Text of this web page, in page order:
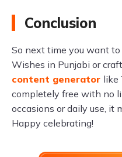
Conclusion
So next time you want
Wishes in Punjabi or
content generator like
completely free with no
occasions or daily use, it
Happy celebrating!